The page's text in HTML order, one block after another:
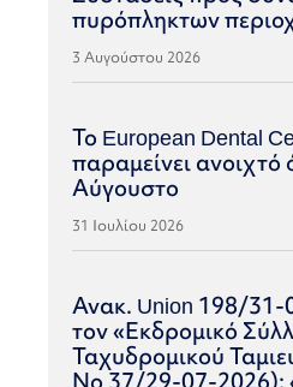
πυρόπληκτων
3 Αυγούστου 2026
Το European Dental
παραμείνει ανοιχτό
Αύγουστο
31 Ιουλίου 2026
Ανακ. Union 198/
τον «Εκδρομικό
Ταχυδρομικού